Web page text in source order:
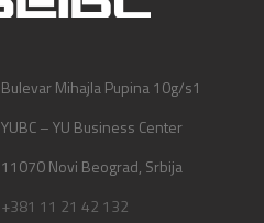
Bulevar Mihajla Pupina 10g/s1
YUBC – YU Business Center
11070 Novi Beograd, Srbija
+381 11 21 42 132